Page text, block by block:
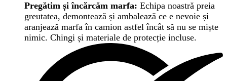
Pregătim și încărcăm marfa: Echipa noastră preia
greutatea, demontează și ambalează ce e nevoie și
aranjează marfa în camion astfel încât să nu se miște
nimic. Chingi și materiale de protecție incluse.